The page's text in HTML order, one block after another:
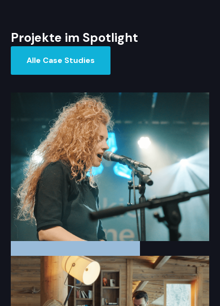
Projekte im Spotlight
Alle Case Studies
Video
Shopping Night 2026